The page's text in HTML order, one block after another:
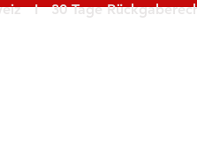
I   30 Tage